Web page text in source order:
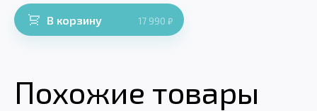
В корзину 17 990 ₽
Похожие товары